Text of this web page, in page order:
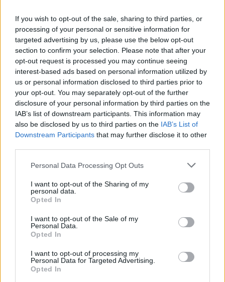
If you wish to opt-out of the sale, sharing to third parties, or
processing of your personal or sensitive information for
targeted advertising by us, please use the below opt-out
section to confirm your selection. Please note that after your
opt-out request is processed you may continue seeing
interest-based ads based on personal information utilized by
us or personal information disclosed to third parties prior to
your opt-out. You may separately opt-out of the further
disclosure of your personal information by third parties on the
IAB’s list of downstream participants. This information may
also be disclosed by us to third parties on the IAB’s List of
Downstream Participants that may further disclose it to other
Please note that this website/app uses one or more Google
not limited to your visit or usage behaviour. You may click to
grant or deny consent to Google and its third-party tags to
use your data for below specified purposes in below Google
consent section.
Personal Data Processing Opt Outs
I want to opt-out of the Sharing of my
personal data.
Opted In
I want to opt-out of the Sale of my
Personal Data.
Opted In
I want to opt-out of processing my
Personal Data for Targeted Advertising.
Opted In
Με βάση τους υπολογισμούς του οικονομικού
επιτελείου, οι εργαζόμενοι που αμείβονται με τον
βασικό μισθό λαμβάνουν πλέον επιπλέον ποσό που
ισοδυναμεί με πέντε μισθούς του 2019, ενώ η συνολική
αύξηση έχει ξεπεράσει τον πληθωρισμό, ενισχύοντας το
πραγματικό εισόδημα.
Αγορά εργασίας και ανεργία σε χαμηλά
επίπεδα
Παρά τις συνεχείς αυξήσεις στον κατώτατο μισθό, η
πορεία της ανεργίας παραμένει πτωτική. Τον Ιανουάριο
επίδοση από το 2008.
νωρίτερα, σημειώνεται σημαντική μείωση, ενώ
παράλληλα έχουν δημιουργηθεί περισσότερες από
μεταξύ 2019 και 2025, με τον αριθμό των
απασχολούμενων να ξεπερνά τα 4,4 εκατομμύρια.